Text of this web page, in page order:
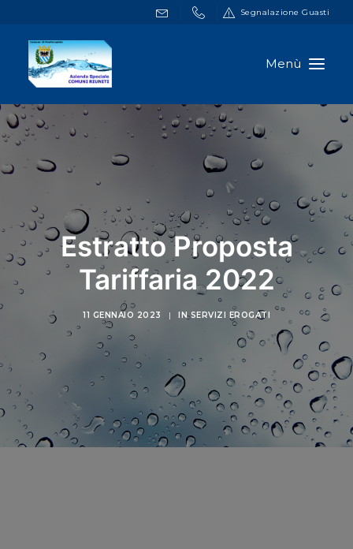
Segnalazione Guasti
HOME
DOCUMENTI
NOTIZIE
A.S.C.R.
CONTATTI
RICERCA
Estratto Proposta
Tariffaria 2022
11 GENNAIO 2023 | INSERVIZI EROGATI